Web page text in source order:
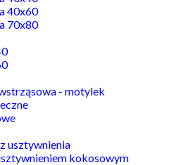
40x60
70x80
- motylek
usztywnienia
kokosowym